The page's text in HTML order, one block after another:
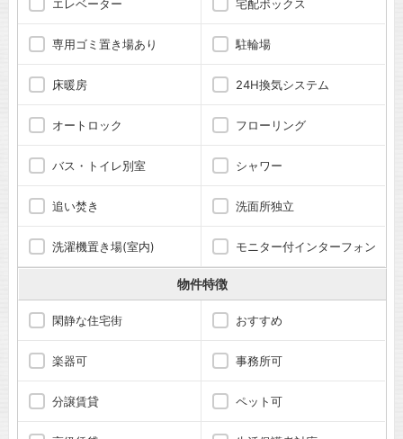
エレベーター 宅配ボックス
専用ゴミ置き場あり 駐輪場
床暖房 24H換気システム
オートロック フローリング
バス・トイレ別室 シャワー
追い焚き 洗面所独立
洗濯機置き場(室内) モニター付インターフォン
物件特徴
閑静な住宅街 おすすめ
楽器可 事務所可
分譲賃貸 ペット可